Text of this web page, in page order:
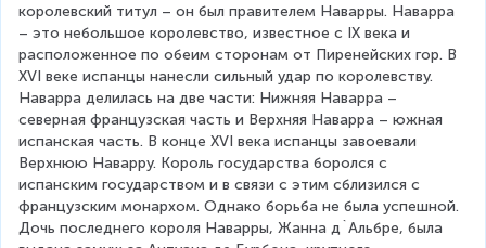
королевский титул – он был правителем Наварры. Наварра
– это небольшое королевство, известное с IX века и
расположенное по обеим сторонам от Пиренейских гор. В
XVI веке испанцы нанесли сильный удар по королевству.
Наварра делилась на две части: Нижняя Наварра –
северная французская часть и Верхняя Наварра – южная
испанская часть. В конце XVI века испанцы завоевали
Верхнюю Наварру. Король государства боролся с
испанским государством и в связи с этим сблизился с
французским монархом. Однако борьба не была успешной.
Дочь последнего короля Наварры, Жанна д`Альбре, была